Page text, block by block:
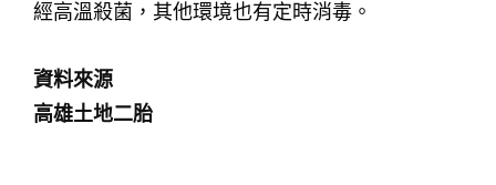
經高溫殺菌，其他環境也有定時消毒。
資料來源
高雄土地二胎